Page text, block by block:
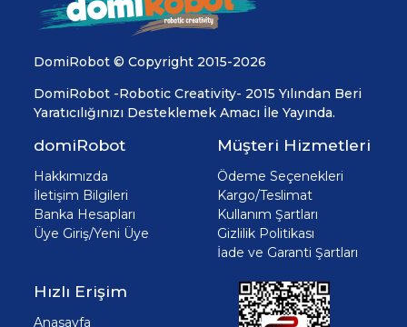
DomiRobot © Copyright 2015-2026
DomiRobot -Robotic Creativity- 2015 Yılından Beri
Yaratıcılığınızı Desteklemek Amacı İle Yayında.
domiRobot
Hakkımızda
İletişim Bilgileri
Banka Hesapları
Üye Giriş/Yeni Üye
Müşteri Hizmetleri
Ödeme Seçenekleri
Kargo/Teslimat
Kullanım Şartları
Gizlilik Politikası
İade ve Garanti Şartları
Hızlı Erişim
Anasayfa